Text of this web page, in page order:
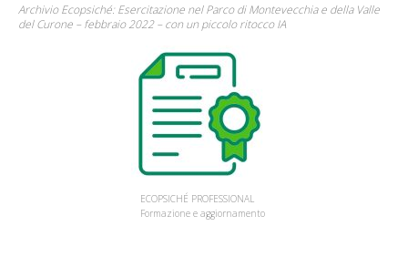
Archivio Ecopsiché: Esercitazione nel Parco di Montevecchia e della Valle
del Curone – febbraio 2022 – con un piccolo ritocco IA
ECOPSICHÉ PROFESSIONAL
Formazione e aggiornamento